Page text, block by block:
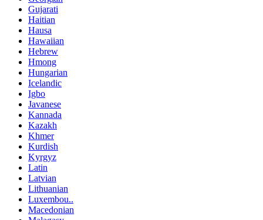
Gujarati
Haitian
Hausa
Hawaiian
Hebrew
Hmong
Hungarian
Icelandic
Igbo
Javanese
Kannada
Kazakh
Khmer
Kurdish
Kyrgyz
Latin
Latvian
Lithuanian
Luxembou..
Macedonian